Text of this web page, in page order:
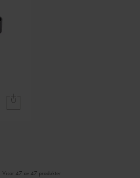
Visar 47 av 47 produkter